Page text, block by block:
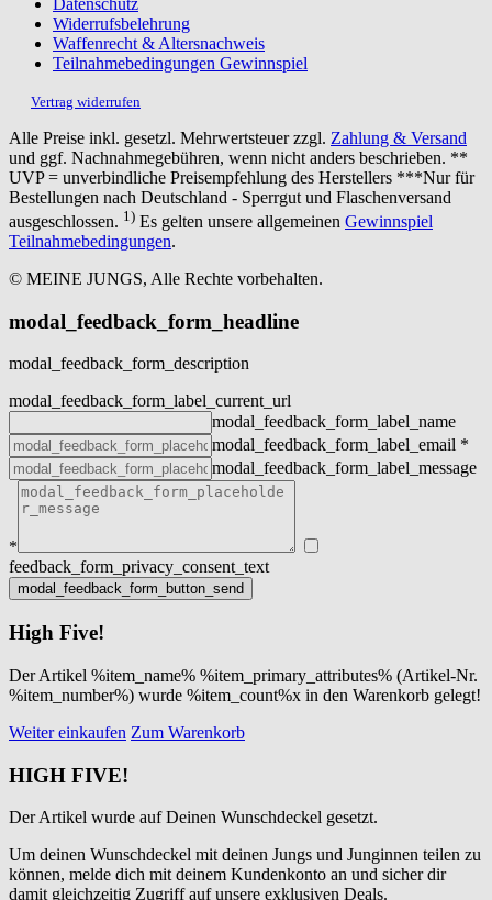
Widerrufsbelehrung
Waffenrecht & Altersnachweis
Teilnahmebedingungen Gewinnspiel
Vertrag widerrufen
Alle Preise inkl. gesetzl. Mehrwertsteuer zzgl. Zahlung & Versand
und ggf. Nachnahmegebühren, wenn nicht anders beschrieben. **
UVP = unverbindliche Preisempfehlung des Herstellers ***Nur für
Bestellungen nach Deutschland - Sperrgut und Flaschenversand
ausgeschlossen. 1) Es gelten unsere allgemeinen Gewinnspiel
Teilnahmebedingungen.
© MEINE JUNGS, Alle Rechte vorbehalten.
modal_feedback_form_headline
modal_feedback_form_description
modal_feedback_form_label_current_url
modal_feedback_form_label_name
modal_feedback_form_label_email *
modal_feedback_form_label_message
*
feedback_form_privacy_consent_text
High Five!
Der Artikel %item_name% %item_primary_attributes% (Artikel-Nr.
%item_number%) wurde %item_count%x in den Warenkorb gelegt!
Weiter einkaufen Zum Warenkorb
HIGH FIVE!
Der Artikel wurde auf Deinen Wunschdeckel gesetzt.
Um deinen Wunschdeckel mit deinen Jungs und Junginnen teilen zu
können, melde dich mit deinem Kundenkonto an und sicher dir
damit gleichzeitig Zugriff auf unsere exklusiven Deals.